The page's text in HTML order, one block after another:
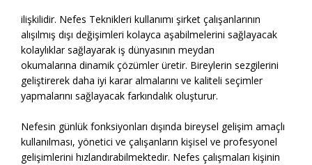
ilişkilidir. Nefes Teknikleri kullanımı şirket çalışanlarının
alışılmış dışı değişimleri kolayca aşabilmelerini sağlayacak
kolaylıklar sağlayarak iş dünyasının meydan
okumalarına dinamik çözümler üretir. Bireylerin sezgilerini
geliştirerek daha iyi karar almalarını ve kaliteli seçimler
yapmalarını sağlayacak farkındalık oluşturur.
Nefesin günlük fonksiyonları dışında bireysel gelişim amaçlı
kullanılması, yönetici ve çalışanların kişisel ve profesyonel
gelişimlerini hızlandırabilmektedir. Nefes çalışmaları kişinin